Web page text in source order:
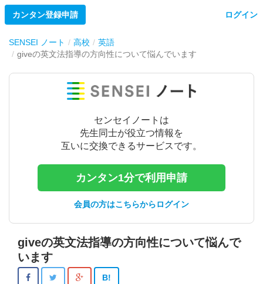
カンタン登録申請 ログイン
SENSEI ノート 高校
英語
giveの英文法指導の方向性について悩んでいます
センセイノートは
先生同士が役立つ情報を
互いに交換できるサービスです。
カンタン1分で利用申請
会員の方はこちらからログイン
giveの英文法指導の方向性について悩んで
います
B!